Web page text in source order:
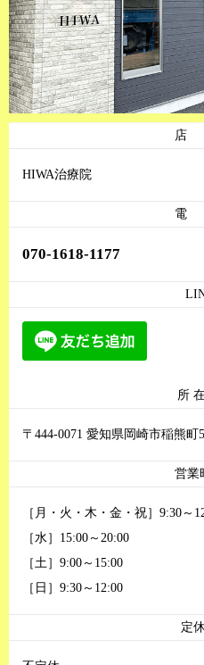
店
HIWA治療院
電
070-1618-1177
所
〒444-0071 愛知県岡崎市稲熊町
営業
［月・火・木・金・祝］9:30～
［水］15:00～20:00
［土］9:00～15:00
［日］9:30～12:00
定